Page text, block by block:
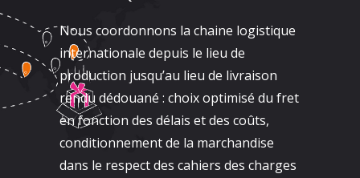
Nous coordonnons la chaine logistique
internationale depuis le lieu de
production jusqu’au lieu de livraison
rendu dédouané : choix optimisé du fret
en fonction des délais et des coûts,
conditionnement de la marchandise
dans le respect des cahiers des charges